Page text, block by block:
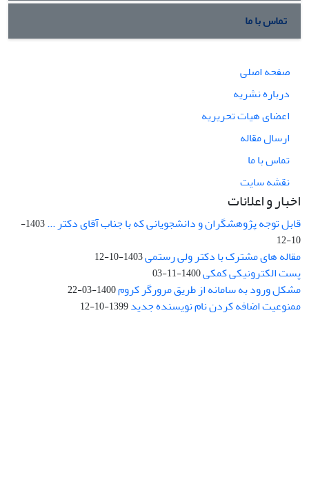
تماس با ما
صفحه اصلی
درباره نشریه
اعضای هیات تحریریه
ارسال مقاله
تماس با ما
نقشه سایت
اخبار و اعلانات
قابل توجه پژوهشگران و دانشجویانی که با جناب آقای دکتر ...
1403-
10-12
مقاله های مشترک با دکتر ولی رستمی1403-10-12
پست الکترونیکی کمکی1400-11-03
مشکل ورود به سامانه از طریق مرورگر کروم1400-03-22
ممنوعیت اضافه کردن نام نویسنده جدید1399-10-12